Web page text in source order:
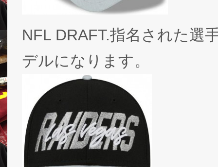
NFL DRAFT.指名された選
デルになります。